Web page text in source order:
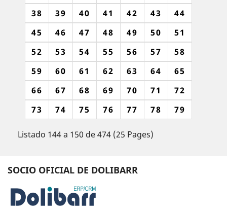
38
39 40 41 42 43
44
45
46 47 48 49 50
51
52
53 54 55 56 57
58
59
60 61 62 63 64
65
66
67 68 69 70 71
72
73
74 75 76 77 78 79
Listado 144 a 150 de 474 (25 Pages)
SOCIO OFICIAL DE DOLIBARR